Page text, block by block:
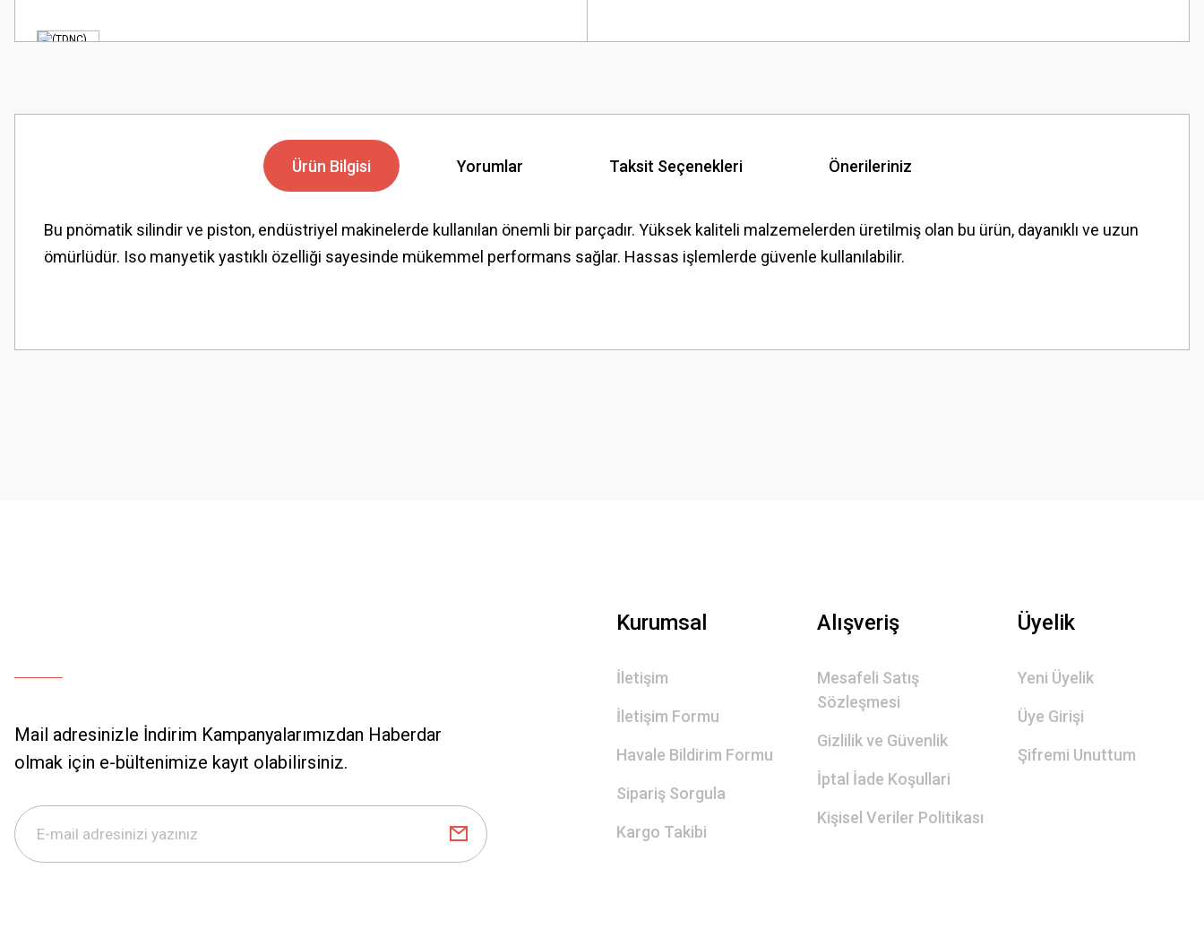
Ürün Bilgisi Yorumlar Taksit Seçenekleri Önerileriniz
Bu pnömatik silindir ve piston, endüstriyel makinelerde kullanılan önemli bir parçadır. Yüksek kaliteli malzemelerden üretilmiş olan bu ürün, dayanıklı ve uzun
ömürlüdür. Iso manyetik yastıklı özelliği sayesinde mükemmel performans sağlar. Hassas işlemlerde güvenle kullanılabilir.
Görüş ve önerileriniz için teşekkür ederiz.
Mail adresinizle İndirim Kampanyalarımızdan Haberdar
olmak için e-bültenimize kayıt olabilirsiniz.
Kurumsal
İletişim
İletişim Formu
Havale Bildirim Formu
Sipariş Sorgula
Kargo Takibi
Alışveriş
Mesafeli Satış
Sözleşmesi
Gizlilik ve Güvenlik
İptal İade Koşullari
Kişisel Veriler Politikası
Üyelik
Yeni Üyelik
Üye Girişi
Şifremi Unuttum